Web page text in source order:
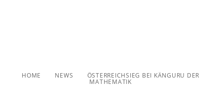
HOME NEWS ÖSTERREICHSIEG BEI KÄNGURU DER
MATHEMATIK